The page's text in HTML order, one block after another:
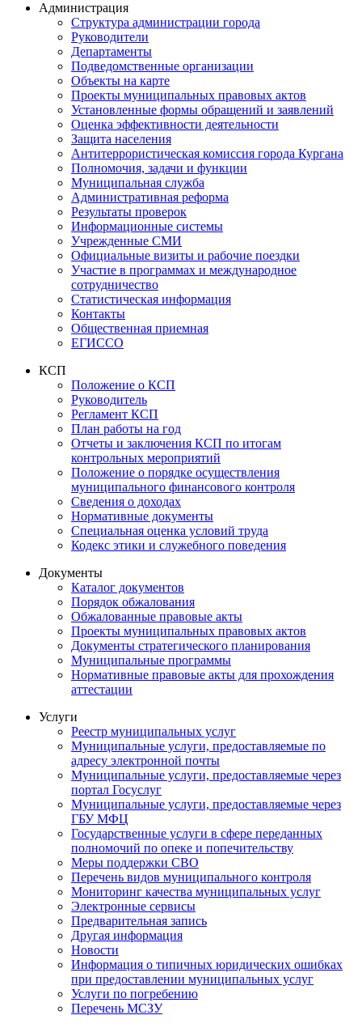
Администрация
Структура администрации города
Руководители
Департаменты
Подведомственные организации
Объекты на карте
Проекты муниципальных правовых актов
Установленные формы обращений и заявлений
Оценка эффективности деятельности
Защита населения
Антитеррористическая комиссия города Кургана
Полномочия, задачи и функции
Муниципальная служба
Административная реформа
Результаты проверок
Информационные системы
Учрежденные СМИ
Официальные визиты и рабочие поездки
Участие в программах и международное
сотрудничество
Статистическая информация
Контакты
Общественная приемная
ЕГИССО
КСП
Положение о КСП
Руководитель
Регламент КСП
План работы на год
Отчеты и заключения КСП по итогам
контрольных мероприятий
Положение о порядке осуществления
муниципального финансового контроля
Сведения о доходах
Нормативные документы
Специальная оценка условий труда
Кодекс этики и служебного поведения
Документы
Каталог документов
Порядок обжалования
Обжалованные правовые акты
Проекты муниципальных правовых актов
Документы стратегического планирования
Муниципальные программы
Нормативные правовые акты для прохождения
аттестации
Услуги
Реестр муниципальных услуг
Муниципальные услуги, предоставляемые по
адресу электронной почты
Муниципальные услуги, предоставляемые через
портал Госуслуг
Муниципальные услуги, предоставляемые через
ГБУ МФЦ
Государственные услуги в сфере переданных
полномочий по опеке и попечительству
Меры поддержки СВО
Перечень видов муниципального контроля
Мониторинг качества муниципальных услуг
Электронные сервисы
Предварительная запись
Другая информация
Новости
Информация о типичных юридических ошибках
при предоставлении муниципальных услуг
Услуги по погребению
Перечень МСЗУ